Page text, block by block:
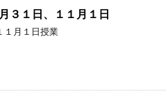
３１日、１１月１日
１月１日授業